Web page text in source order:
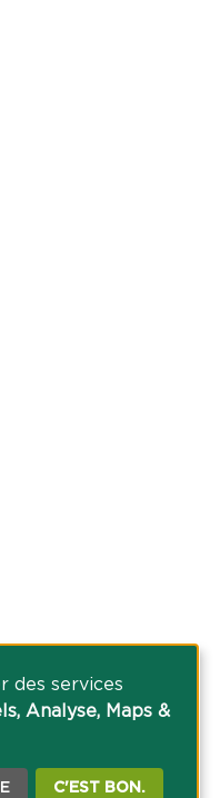
des services
Analyse, Maps &
C'EST BON.